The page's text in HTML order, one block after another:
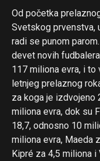
Od početka
Svetskog prvenstva,
radi se punom parom.
devet novih
117 miliona evra, i to
letnjeg prelaznog
za koga je izdvojeno
miliona evra, dok su
18,7, odnosno 10
miliona evra, Maeda
Kipré za 4,5 miliona i